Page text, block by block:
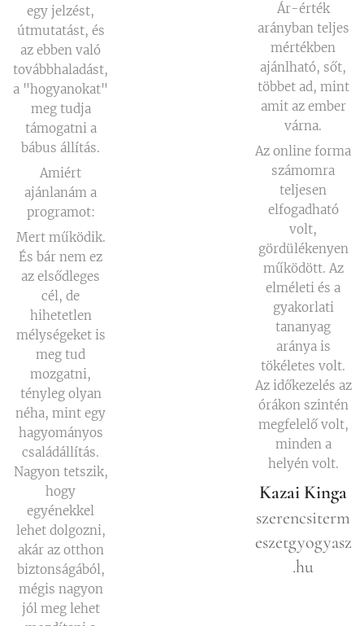
egy jelzést,
útmutatást, és
az ebben való
továbbhaladást,
a "hogyanokat"
meg tudja
támogatni a
bábus állítás.
Amiért
ajánlanám a
programot:
Mert működik.
És bár nem ez
az elsődleges
cél, de
hihetetlen
mélységeket is
meg tud
mozgatni,
tényleg olyan
néha, mint egy
hagyományos
családállítás.
Nagyon tetszik,
hogy
egyénekkel
lehet dolgozni,
akár az otthon
biztonságából,
mégis nagyon
jól meg lehet
Ár-érték
arányban teljes
mértékben
ajánlható, sőt,
többet ad, mint
amit az ember
várna.
Az online forma
számomra
teljesen
elfogadható
volt,
gördülékenyen
működött. Az
elméleti és a
gyakorlati
tananyag
aránya is
tökéletes volt.
Az időkezelés az
órákon szintén
megfelelő volt,
minden a
helyén volt.
Kazai Kinga
szerencsiterm
eszetgyogyasz
.hu